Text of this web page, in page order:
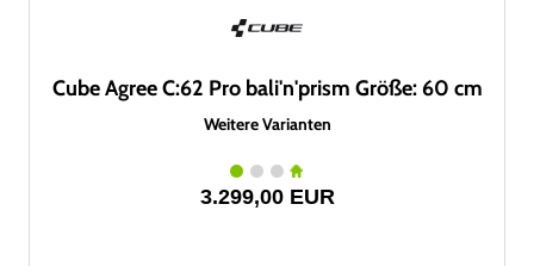
Cube Agree C:62 Pro bali'n'prism Größe: 60 cm
Weitere Varianten
3.299,00 EUR